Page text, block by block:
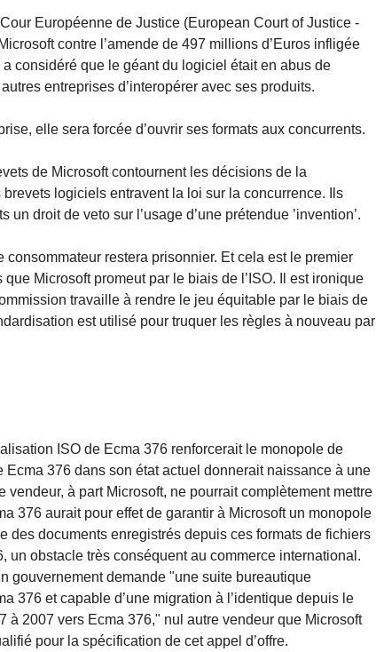
Européenne de Justice (European Court of Justice -
contre l’amende de 497 millions d’Euros infligée
considéré que le géant du logiciel était en abus de
entreprises d’interopérer avec ses produits.
elle sera forcée d’ouvrir ses formats aux concurrents.
de Microsoft contournent les décisions de la
logiciels entravent la loi sur la concurrence. Ils
droit de veto sur l’usage d’une prétendue ’invention’.
consommateur restera prisonnier. Et cela est le premier
que Microsoft promeut par le biais de l’ISO. Il est ironique
travaille à rendre le jeu équitable par le biais de
est utilisé pour truquer les règles à nouveau par
ISO de Ecma 376 renforcerait le monopole de
Ecma 376 dans son état actuel donnerait naissance à une
vendeur, à part Microsoft, ne pourrait complètement mettre
376 aurait pour effet de garantir à Microsoft un monopole
des documents enregistrés depuis ces formats de fichiers
un obstacle très conséquent au commerce international.
gouvernement demande "une suite bureautique
376 et capable d’une migration à l’identique depuis le
à 2007 vers Ecma 376," nul autre vendeur que Microsoft
pour la spécification de cet appel d’offre.